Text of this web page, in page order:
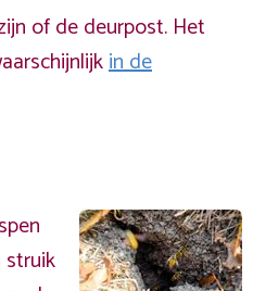
of de deurpost. Het
in de
struik